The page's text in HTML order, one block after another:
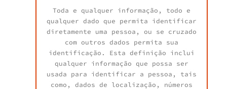
Toda e qualquer informação, todo e
qualquer dado que permita identificar
diretamente uma pessoa, ou se cruzado
com outros dados permita sua
identificação. Esta definição inclui
qualquer informação que possa ser
usada para identificar a pessoa, tais
como, dados de localização, números